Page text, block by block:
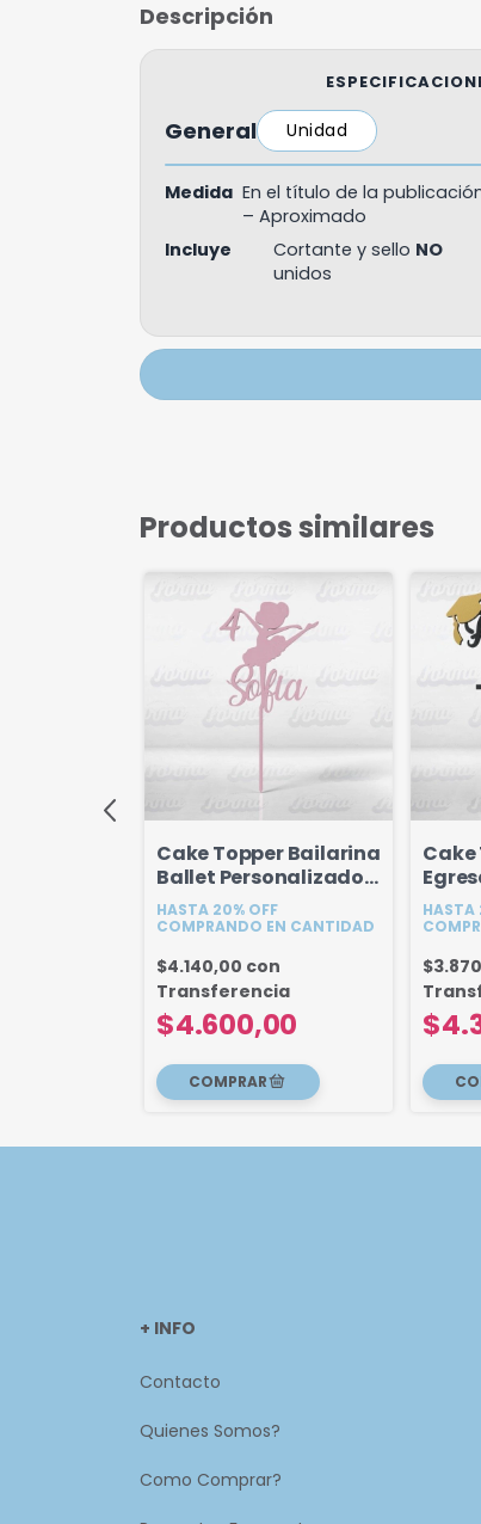
Descripción
General Unidad
Medida En el título de la
– Aproximado
Incluye
Cortante y sello NO
unidos
Productos similares
Cake Topper Bailarina
Ballet Personalizado
Nombre y Numero
HASTA 20% OFF
COMPRANDO EN CANTIDAD
$4.600,00
$4.140,00 con
Transferencia
Cake
HASTA
+ INFO
Contacto
Quienes Somos?
Como Comprar?